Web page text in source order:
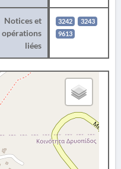
Notices et
opérations
liées
3242
3243
9613